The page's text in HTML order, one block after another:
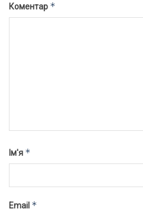
Коментар *
Ім'я *
Email *